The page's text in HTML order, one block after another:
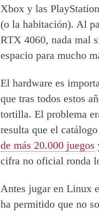
Xbox y las
(o la habitación). Al
RTX 4060, nada mal
espacio para mucho
El hardware es
que tras todos estos
tortilla. El problema
resulta que el
de más 20.000 juegos
cifra no oficial ronda
Antes jugar en Linux
ha permitido que no